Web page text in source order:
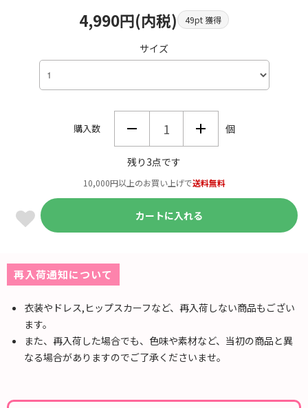
4,990円(内税) 49pt 獲得
サイズ
購入数 個
残り3点です
10,000円以上のお買い上げで送料無料
カートに入れる
再入荷通知について
衣装やドレス,ヒップスカーフなど、再入荷しない商品もござい
ます。
また、再入荷した場合でも、色味や素材など、当初の商品と異
なる場合がありますのでご了承くださいませ。